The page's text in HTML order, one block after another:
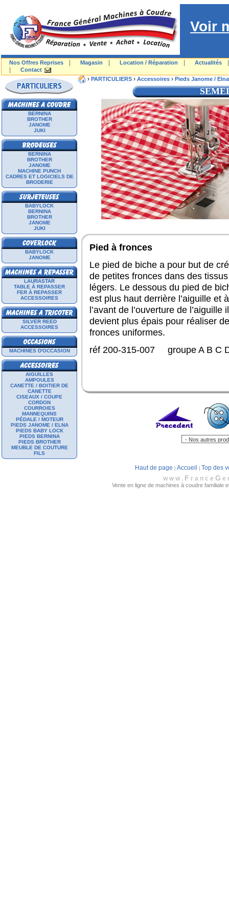
Voir
Nos Offres Reprises Magasin Location / Réparation Actualités
Contact
BERNINA
BROTHER
JANOME
JUKI
BERNINA
BROTHER
JANOME
MACHINE PUNCH
CADRES ET LOGICIELS DE
BRODERIE
BABYLOCK
BERNINA
BROTHER
JANOME
JUKI
BABYLOCK
JANOME
LAURASTAR
TABLE À REPASSER
FER À REPASSER
ACCESSOIRES
SILVER REED
ACCESSOIRES
MACHINES D'OCCASION
AIGUILLES
AMPOULES
CANETTE / BOITIER DE
CANETTE
CISEAUX / COUPE
CORDON
COURROIES
MANNEQUINS
PÉDALE / MOTEUR
PIEDS JANOME / ELNA
PIEDS BABY LOCK
PIEDS BERNINA
PIEDS BROTHER
MEUBLE DE COUTURE
FILS
› PARTICULIERS › Accessoires › Pieds Janome / Elna
Pied à fronces
Le pied de biche a pour but de
de petites fronces dans des tissus
légers. Le dessous du pied de
est plus haut derrière l’aiguille et à
l’avant de l’ouverture de l’aiguille il
devient plus épais pour réaliser
fronces uniformes.
réf 200-315-007 groupe A B C
Haut de page Accueil
Top des
www. F rance G
Vente en ligne de machines à coudre familiale